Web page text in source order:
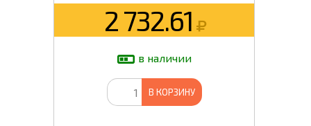
2 732.61
в наличии
В КОРЗИНУ